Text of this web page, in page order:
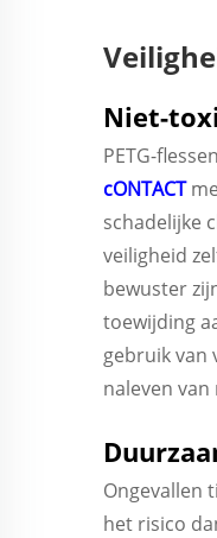
Niet-
PETG-
cONTACT
schadelijke
veiligheid
bewuster
toewijding
gebruik van
naleven
Ongevallen
het risico